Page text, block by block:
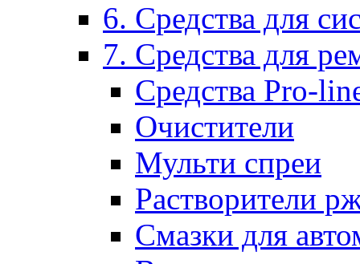
6. Средства для
7. Средства для
Средства Pro-
Очистители
Мульти спреи
Растворители
Смазки для